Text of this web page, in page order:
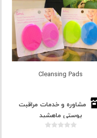
Cleansing Pads
مشاوره و خدمات مراقبت
پوستی ماهشید